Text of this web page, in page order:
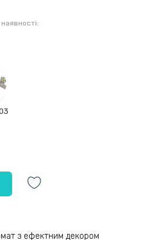
з ефектним декором